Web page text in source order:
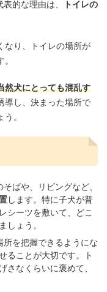
的な理由は、
トイレの
なり、トイレの場所が
然犬にとっても混乱す
導し、決まった場所で
。
そばや、リビングなど、
します。特に子犬が普
シーツを敷いて、どこ
しょう。
所を把握できるようにな
ることが大切です。ト
さなくらいに褒めて、